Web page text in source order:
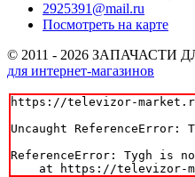
2925391@mail.ru
Посмотреть на карте
© 2011 - 2026 ЗАПАЧАСТИ
для интернет-магазинов
https://televizor-
Uncaught ReferenceError:
ReferenceError: Tygh is
at https://televizor-